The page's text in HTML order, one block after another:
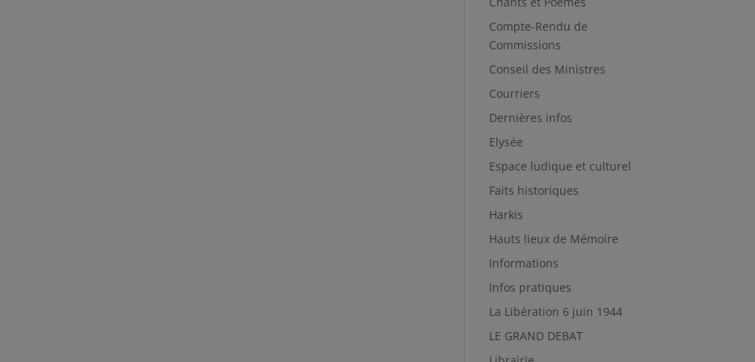
Compte-Rendu de
Commissions
Conseil des Ministres
Courriers
Dernières infos
Elysée
Espace ludique et culturel
Faits historiques
Harkis
Hauts lieux de Mémoire
Informations
Infos pratiques
La Libération 6 juin 1944
LE GRAND DEBAT